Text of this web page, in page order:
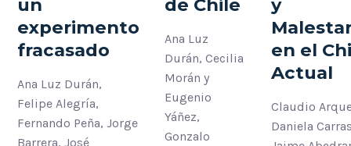
un
experimento
fracasado
Ana Luz Durán,
Felipe Alegría,
Fernando Peña, Jorge
Barrera, José
de Chile
Ana Luz
Durán, Cecilia
Morán y
Eugenio
Yáñez,
Gonzalo
y
en el
Actual
Claudio
Daniela